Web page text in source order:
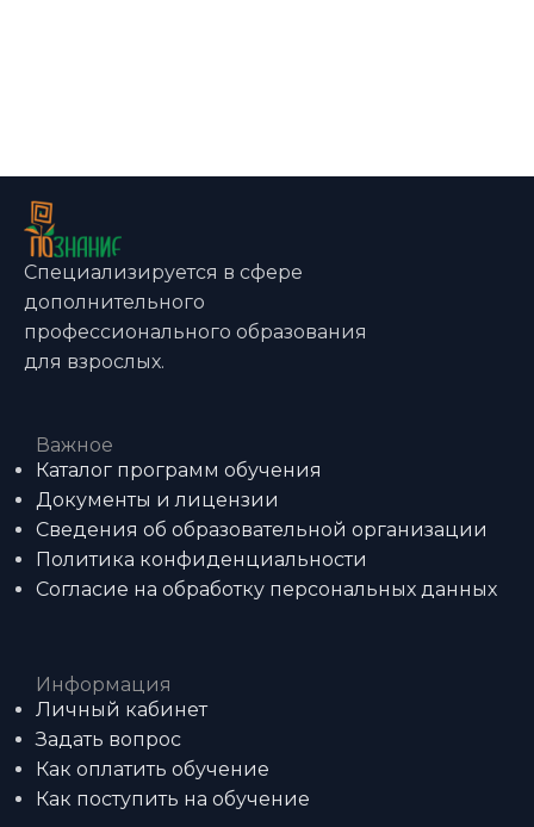
Специализируется в сфере
дополнительного
профессионального образования
для взрослых.
Важное
Каталог программ обучения
Документы и лицензии
Сведения об образовательной организации
Политика конфиденциальности
Согласие на обработку персональных данных
Информация
Личный кабинет
Задать вопрос
Как оплатить обучение
Как поступить на обучение